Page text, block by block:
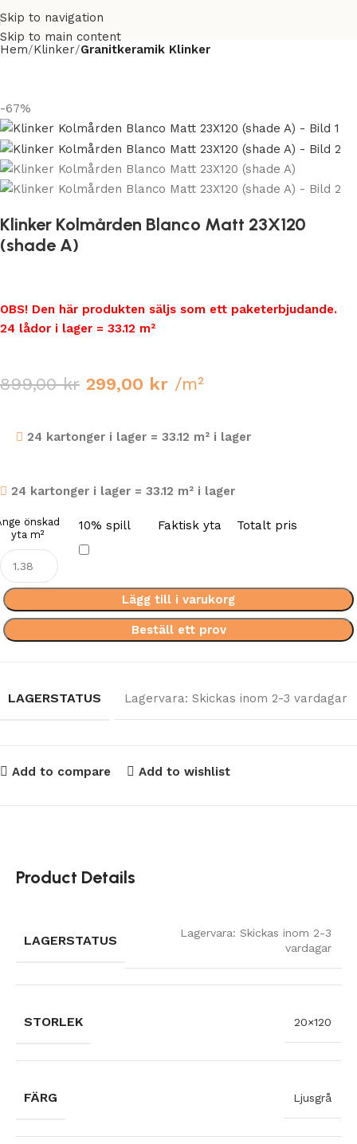
Skip to navigation
Skip to main content
Hem Klinker Granitkeramik Klinker
-67%
Klinker Kolmården Blanco Matt 23X120
(shade A)
OBS! Den här produkten säljs som ett paketerbjudande.
24 lådor i lager = 33.12 m²
899,00kr 299,00 kr /m²
24 kartonger i lager = 33.12 m² i lager
24 kartonger i lager = 33.12 m² i lager
önskad
yta m²
10% spill Faktisk yta Totalt pris
Lägg till i varukorg
Beställ ett prov
LAGERSTATUS Lagervara: Skickas inom 2-3 vardagar
Add to compare Add to wishlist
Product Details
LAGERSTATUS
Lagervara: Skickas inom 2-3
vardagar
STORLEK 20×120
FÄRG Ljusgrå